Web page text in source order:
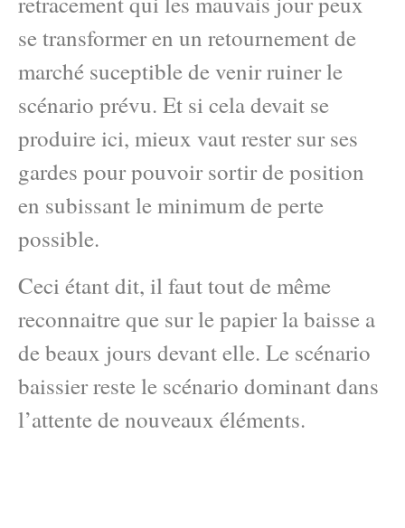
se transformer en un retournement de
marché suceptible de venir ruiner le
scénario prévu. Et si cela devait se
produire ici, mieux vaut rester sur ses
gardes pour pouvoir sortir de position
en subissant le minimum de perte
possible.
Ceci étant dit, il faut tout de même
reconnaitre que sur le papier la baisse a
de beaux jours devant elle. Le scénario
baissier reste le scénario dominant dans
l’attente de nouveaux éléments.